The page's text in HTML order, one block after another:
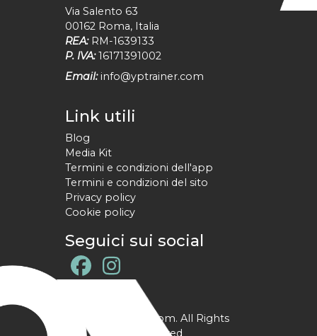
Via Salento 63
00162 Roma, Italia
REA: RM-1639133
P. IVA: 16171391002
Email: info@yptrainer.com
Link utili
Blog
Media Kit
Termini e condizioni dell'app
Termini e condizioni del sito
Privacy policy
Cookie policy
Seguici sui social
@ YPtrainer.com. All Rights
Reserved